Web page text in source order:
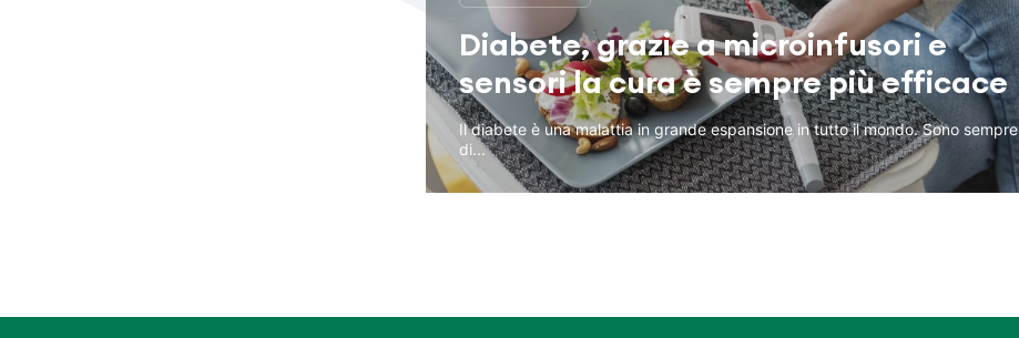
Diabete, grazie a microinfusori e
sensori la cura è sempre più efficace
Il diabete è una malattia in grande espansione in tutto il mondo. Sono sempre
di...